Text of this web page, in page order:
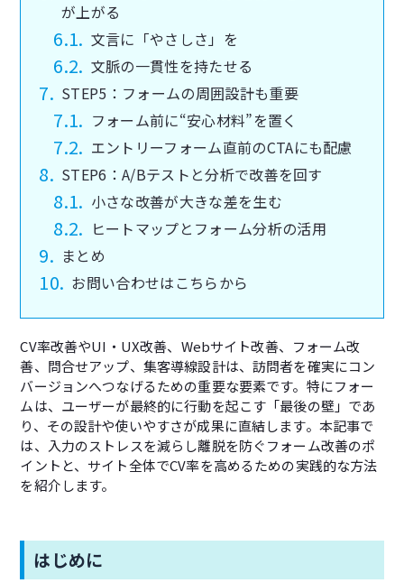
が上がる
文言に「やさしさ」を
文脈の一貫性を持たせる
STEP5：フォームの周囲設計も重要
フォーム前に“安心材料”を置く
エントリーフォーム直前のCTAにも配慮
STEP6：A/Bテストと分析で改善を回す
小さな改善が大きな差を生む
ヒートマップとフォーム分析の活用
まとめ
お問い合わせはこちらから
CV率改善やUI・UX改善、Webサイト改善、フォーム改
善、問合せアップ、集客導線設計は、訪問者を確実にコン
バージョンへつなげるための重要な要素です。特にフォー
ムは、ユーザーが最終的に行動を起こす「最後の壁」であ
り、その設計や使いやすさが成果に直結します。本記事で
は、入力のストレスを減らし離脱を防ぐフォーム改善のポ
イントと、サイト全体でCV率を高めるための実践的な方法
を紹介します。
はじめに